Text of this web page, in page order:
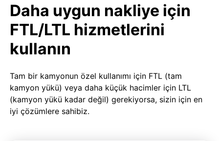
Daha uygun nakliye için
FTL/LTL hizmetlerini
kullanın
Tam bir kamyonun özel kullanımı için FTL (tam
kamyon yükü) veya daha küçük hacimler için LTL
(kamyon yükü kadar değil) gerekiyorsa, sizin için en
iyi çözümlere sahibiz.